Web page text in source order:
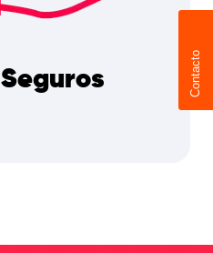
Seguros Contacto